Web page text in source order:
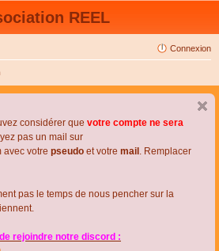
REEL
Connexion
considérer que votre compte ne sera
pas un mail sur
avec votre pseudo et votre mail . Remplacer
pas le temps de nous pencher sur la
rejoindre notre discord :